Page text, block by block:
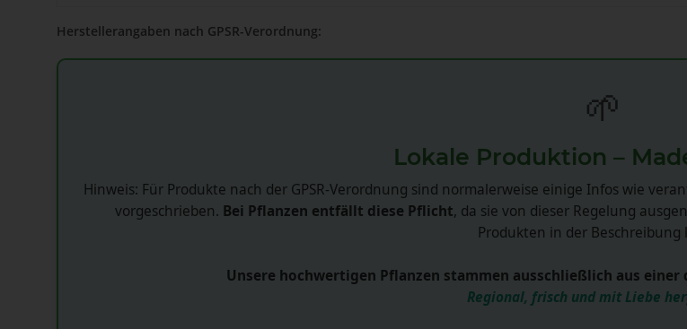
Herstellerangaben nach GPSR-Verordnung:
🌱
Lokale Produktion –
Hinweis: Für Produkte nach der GPSR-Verordnung sind normalerweise einige Infos wie
vorgeschrieben. Bei Pflanzen entfällt diese Pflicht, da sie von dieser Regelung
Produkten in der Beschreibung
Unsere hochwertigen Pflanzen stammen ausschließlich aus
Regional, frisch und mit Liebe